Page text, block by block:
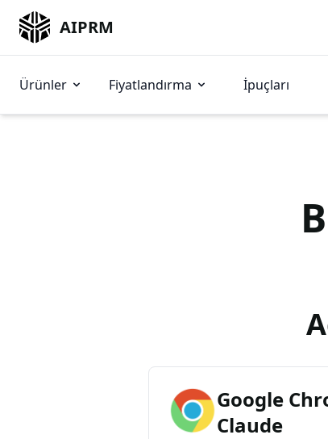
AIPRM
Ürünler Fiyatlandırma İpuçları
Google
Claude